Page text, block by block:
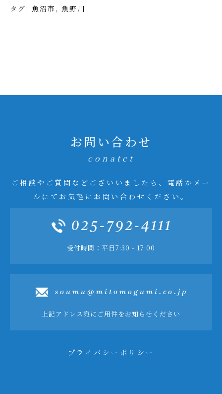
タグ: 魚沼市 , 魚野川
お問い合わせ
conatct
ご相談やご質問などございいましたら、電話かメー
ルにてお気軽にお問い合わせください。
025-792-4111
受付時間：平日7:30 - 17:00
soumu@mitomogumi.co.jp
上記アドレス宛にご用件をお知らせください
プライバシーポリシー